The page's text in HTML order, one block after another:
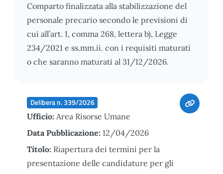
Comparto finalizzata alla stabilizzazione del
personale precario secondo le previsioni di
cui all’art. 1, comma 268, lettera b), Legge
234/2021 e ss.mm.ii. con i requisiti maturati
o che saranno maturati al 31/12/2026.
Delibera n. 339/2026
Ufficio: Area Risorse Umane
Data Pubblicazione: 12/04/2026
Titolo: Riapertura dei termini per la
presentazione delle candidature per gli